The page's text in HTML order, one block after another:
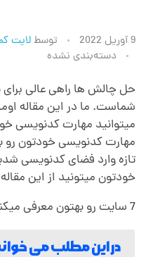
چ
ا
ل
ش
ه
9 آوریل 2022 توسطلایت
دسته‌بندی نشده
حل چالش ها راهی عالی
شماست. ما در این مقاله
میتوانید مهارت کدنویسی
مهارت کدنویسی خودتون
تازه وارد فضای کدنویسی
خودتون میتونید از این
7 سایت رو بهتون معرفی میکنیم که حلال مشکلات شماست:
در این مطلب می